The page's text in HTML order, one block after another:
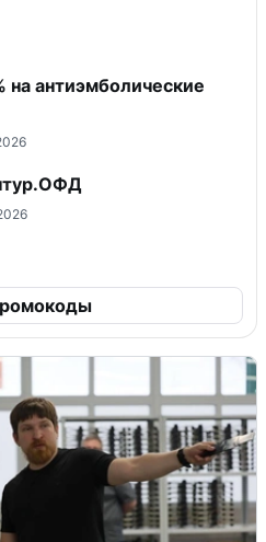
на антиэмболические